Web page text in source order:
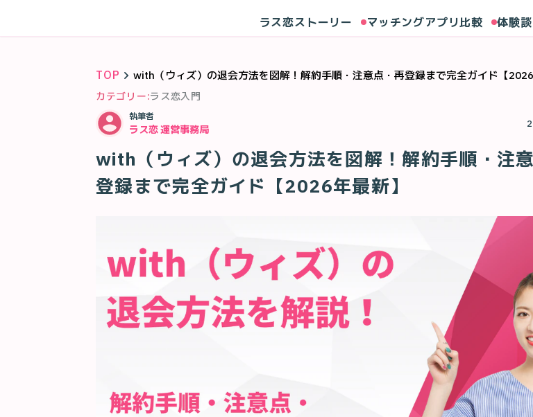
ラス恋ストーリー
マッチングアプリ比較 体験談
TOP with（ウィズ）の退会方法を図解！解約手順・注意点・再登録まで完全ガイド【2026
カテゴリー:ラス恋入門
執筆者
ラス恋 運営事務局
with（ウィズ）の退会方法を図解！解約手順・注
登録まで完全ガイド【2026年最新】